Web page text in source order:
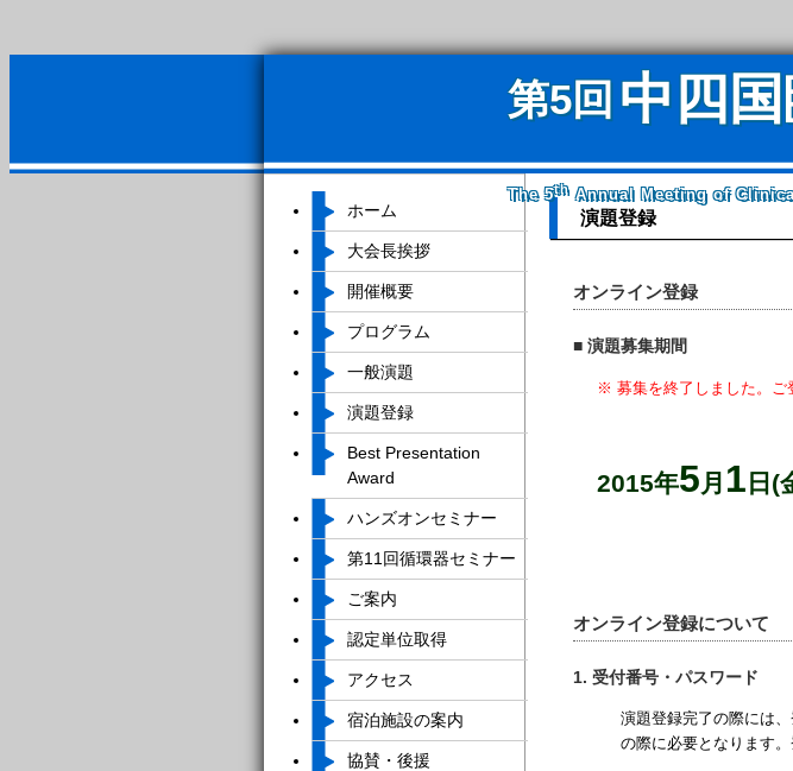
第5回 中四
The 5th Annual Meeting of
演題登録
オンライン登録
■ 演題募集期間
※ 募集を終了しました。ご
2015年5月 1 日(
オンライン登録について
1. 受付番号・パスワード
演題登録完了の際には
の際に必要となります
ホーム
大会長挨拶
開催概要
プログラム
一般演題
演題登録
Best Presentation
Award
ハンズオンセミナー
第11回循環器セミナー
ご案内
認定単位取得
アクセス
宿泊施設の案内
協賛・後援